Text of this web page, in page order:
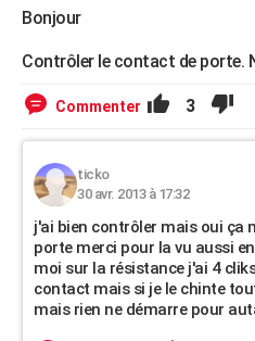
Bonjour
Contrôler le contact de porte.
Commenter 3
ticko
30 avr. 2013 à 17:32
j'ai bien contrôler mais oui ça
porte merci pour la vu aussi
moi sur la résistance j'ai 4
contact mais si je le chinte
mais rien ne démarre pour